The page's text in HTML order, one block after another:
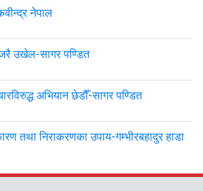
नेपाल
उखेल-सागर पण्डित
अभियान छेडौँ-सागर पण्डित
तथा निराकरणका उपाय-गम्भीरबहादुर हाडा